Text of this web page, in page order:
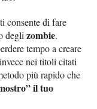
consente di fare
deglizombie.
tempo a creare
nei titoli citati
più rapido che
il tuo